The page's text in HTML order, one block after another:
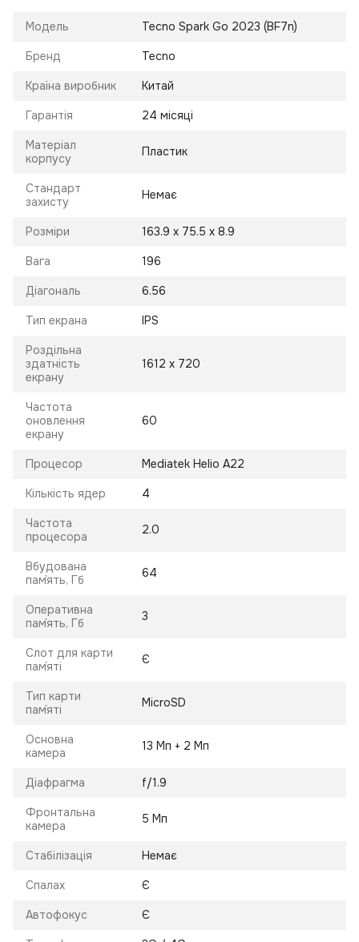
Модель Tecno Spark Go 2023 (BF7n)
Бренд Tecno
Країна виробник Китай
Гарантія 24 місяці
Матеріал
корпусу
Пластик
Стандарт
захисту
Немає
Розміри 163.9 x 75.5 x 8.9
Вага 196
Діагональ 6.56
Тип екрана IPS
Роздільна
здатність
екрану
1612 x 720
Частота
оновлення
екрану
60
Процесор Mediatek Helio A22
Кількість ядер 4
Частота
процесора
2.0
Вбудована
пам`ять, Гб
64
Оперативна
пам`ять, Гб
3
Слот для карти
пам`яті
Є
Тип карти
пам`яті
MicroSD
Основна
камера
13 Мп + 2 Мп
Діафрагма f/1.9
Фронтальна
камера
5 Мп
Стабілізація Немає
Спалах Є
Автофокус Є